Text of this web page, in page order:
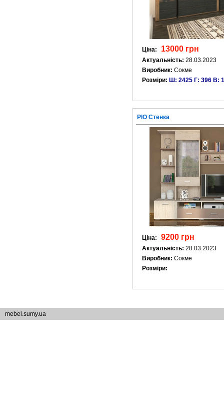
Ціна: 13000 грн
Актуальність: 28.03.2023
Виробник: Сокме
Розміри: Ш: 2425 Г: 396 В:
РІО Стенка
Ціна: 9200 грн
Актуальність: 28.03.2023
Виробник: Сокме
Розміри:
mebel.sumy.ua